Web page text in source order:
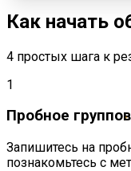
Как начать
4 простых шага к
1
Пробное
Запишитесь на
познакомьтесь с